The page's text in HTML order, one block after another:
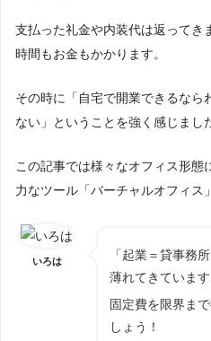
支払った礼金や内装代は返ってき
時間もお金もかかります。
その時に「自宅で開業できるなら
ない」ということを強く感じまし
この記事では様々なオフィス形態
力なツール「バーチャルオフィス
いろは
「起業＝貸事務
薄れてきています
固定費を限界ま
しょう！